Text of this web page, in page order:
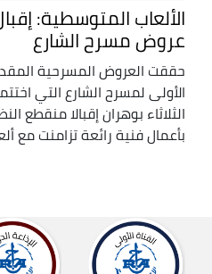
الألعاب المتوسطية:
عروض مسرح الشارع
حققت العروض المسرحية
الأولى لمسرح الشارع التي
الثلاثاء بوهران إقبالا منقطع
بأعمال فنية رائعة تزامنت مع